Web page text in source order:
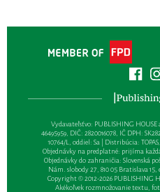
Vydavateľsťvo: PUBLISHING HOUSE
46495959, DIČ: 2820016078, IČ DPH:
10764/L, oddiel: Sa | Distribúcia:
Objednávky na predplatné: prijíma
Objednávky do zahraničia: Slovenská
Nám. slobody 27, 810 05 Bratislava 15,
Copyright © 2012-2026 PUBLISHING
Akékoľvek rozmnožovanie textu,